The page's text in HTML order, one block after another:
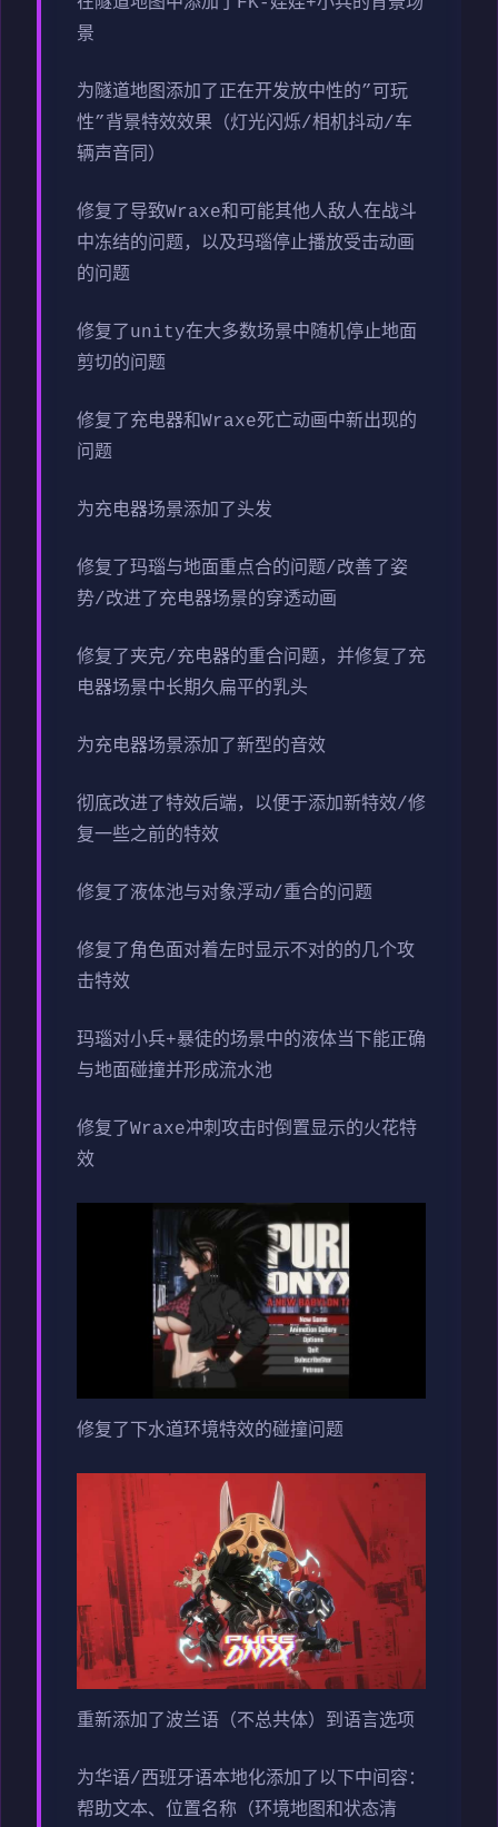
景
为隧道地图添加了正在开发放中性的”可玩
性”背景特效效果（灯光闪烁/相机抖动/车
辆声音同）
修复了导致Wraxe和可能其他人敌人在战斗
中冻结的问题，以及玛瑙停止播放受击动画
的问题
修复了unity在大多数场景中随机停止地面
剪切的问题
修复了充电器和Wraxe死亡动画中新出现的
问题
为充电器场景添加了头发
修复了玛瑙与地面重点合的问题/改善了姿
势/改进了充电器场景的穿透动画
修复了夹克/充电器的重合问题，并修复了充
电器场景中长期久扁平的乳头
为充电器场景添加了新型的音效
彻底改进了特效后端，以便于添加新特效/修
复一些之前的特效
修复了液体池与对象浮动/重合的问题
修复了角色面对着左时显示不对的的几个攻
击特效
玛瑙对小兵+暴徒的场景中的液体当下能正确
与地面碰撞并形成流水池
修复了Wraxe冲刺攻击时倒置显示的火花特
效
修复了下水道环境特效的碰撞问题
重新添加了波兰语（不总共体）到语言选项
为华语/西班牙语本地化添加了以下中间容：
帮助文本、位置名称（环境地图和状态清